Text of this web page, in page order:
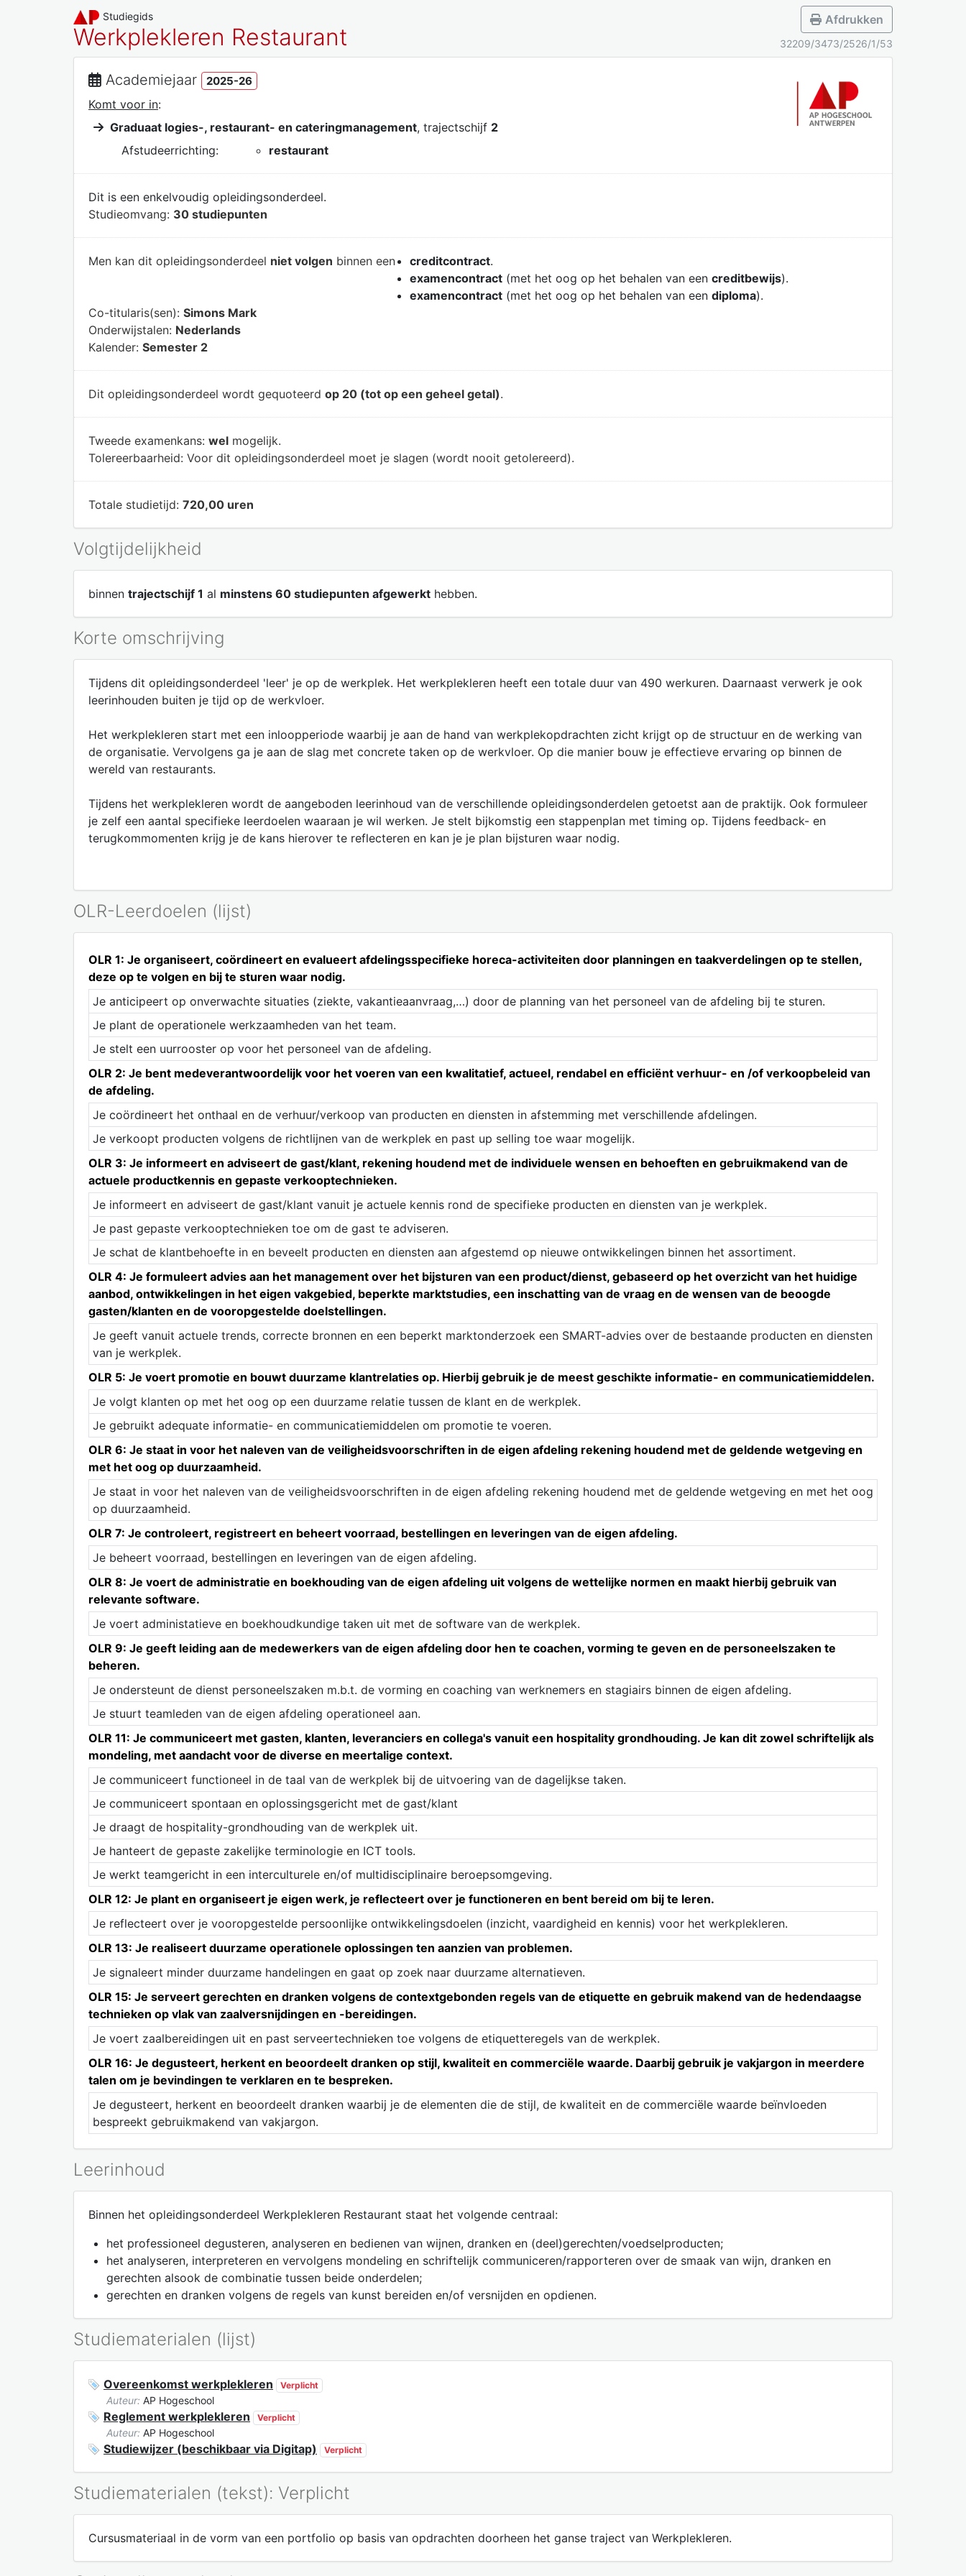
Studiegids
Werkplekleren Restaurant
Afdrukken
32209/3473/2526/1/53
Academiejaar 2025-26
Komt voor in:
Graduaat logies-, restaurant- en cateringmanagement, trajectschijf 2
Afstudeerrichting:
restaurant
Dit is een enkelvoudig opleidingsonderdeel.
Studieomvang: 30 studiepunten
Men kan dit opleidingsonderdeel niet volgen binnen een creditcontract.
examencontract (met het oog op het behalen van een creditbewijs).
examencontract (met het oog op het behalen van een diploma).
Co-titularis(sen): Simons Mark
Onderwijstalen: Nederlands
Kalender: Semester 2
Dit opleidingsonderdeel wordt gequoteerd op 20 (tot op een geheel getal).
Tweede examenkans: wel mogelijk.
Tolereerbaarheid: Voor dit opleidingsonderdeel moet je slagen (wordt nooit getolereerd).
Totale studietijd: 720,00 uren
Volgtijdelijkheid
binnen trajectschijf 1 al minstens 60 studiepunten afgewerkt hebben.
Korte omschrijving
Tijdens dit opleidingsonderdeel 'leer' je op de werkplek. Het werkplekleren heeft een totale duur van 490 werkuren. Daarnaast verwerk je ook
leerinhouden buiten je tijd op de werkvloer.
Het werkplekleren start met een inloopperiode waarbij je aan de hand van werkplekopdrachten zicht krijgt op de structuur en de werking van
de organisatie. Vervolgens ga je aan de slag met concrete taken op de werkvloer. Op die manier bouw je effectieve ervaring op binnen de
wereld van restaurants.
Tijdens het werkplekleren wordt de aangeboden leerinhoud van de verschillende opleidingsonderdelen getoetst aan de praktijk. Ook formuleer
je zelf een aantal specifieke leerdoelen waaraan je wil werken. Je stelt bijkomstig een stappenplan met timing op. Tijdens feedback- en
terugkommomenten krijg je de kans hierover te reflecteren en kan je je plan bijsturen waar nodig.
OLR-Leerdoelen (lijst)
OLR 1: Je organiseert, coördineert en evalueert afdelingsspecifieke horeca-activiteiten door planningen en taakverdelingen op te stellen,
deze op te volgen en bij te sturen waar nodig.
Je anticipeert op onverwachte situaties (ziekte, vakantieaanvraag,…) door de planning van het personeel van de afdeling bij te sturen.
Je plant de operationele werkzaamheden van het team.
Je stelt een uurrooster op voor het personeel van de afdeling.
OLR 2: Je bent medeverantwoordelijk voor het voeren van een kwalitatief, actueel, rendabel en efficiënt verhuur- en /of verkoopbeleid van
de afdeling.
Je coördineert het onthaal en de verhuur/verkoop van producten en diensten in afstemming met verschillende afdelingen.
Je verkoopt producten volgens de richtlijnen van de werkplek en past up selling toe waar mogelijk.
OLR 3: Je informeert en adviseert de gast/klant, rekening houdend met de individuele wensen en behoeften en gebruikmakend van de
actuele productkennis en gepaste verkooptechnieken.
Je informeert en adviseert de gast/klant vanuit je actuele kennis rond de specifieke producten en diensten van je werkplek.
Je past gepaste verkooptechnieken toe om de gast te adviseren.
Je schat de klantbehoefte in en beveelt producten en diensten aan afgestemd op nieuwe ontwikkelingen binnen het assortiment.
OLR 4: Je formuleert advies aan het management over het bijsturen van een product/dienst, gebaseerd op het overzicht van het huidige
aanbod, ontwikkelingen in het eigen vakgebied, beperkte marktstudies, een inschatting van de vraag en de wensen van de beoogde
gasten/klanten en de vooropgestelde doelstellingen.
Je geeft vanuit actuele trends, correcte bronnen en een beperkt marktonderzoek een SMART-advies over de bestaande producten en diensten
van je werkplek.
OLR 5: Je voert promotie en bouwt duurzame klantrelaties op. Hierbij gebruik je de meest geschikte informatie- en communicatiemiddelen.
Je volgt klanten op met het oog op een duurzame relatie tussen de klant en de werkplek.
Je gebruikt adequate informatie- en communicatiemiddelen om promotie te voeren.
OLR 6: Je staat in voor het naleven van de veiligheidsvoorschriften in de eigen afdeling rekening houdend met de geldende wetgeving en
met het oog op duurzaamheid.
Je staat in voor het naleven van de veiligheidsvoorschriften in de eigen afdeling rekening houdend met de geldende wetgeving en met het oog
op duurzaamheid.
OLR 7: Je controleert, registreert en beheert voorraad, bestellingen en leveringen van de eigen afdeling.
Je beheert voorraad, bestellingen en leveringen van de eigen afdeling.
OLR 8: Je voert de administratie en boekhouding van de eigen afdeling uit volgens de wettelijke normen en maakt hierbij gebruik van
relevante software.
Je voert administatieve en boekhoudkundige taken uit met de software van de werkplek.
OLR 9: Je geeft leiding aan de medewerkers van de eigen afdeling door hen te coachen, vorming te geven en de personeelszaken te
beheren.
Je ondersteunt de dienst personeelszaken m.b.t. de vorming en coaching van werknemers en stagiairs binnen de eigen afdeling.
Je stuurt teamleden van de eigen afdeling operationeel aan.
OLR 11: Je communiceert met gasten, klanten, leveranciers en collega's vanuit een hospitality grondhouding. Je kan dit zowel schriftelijk als
mondeling, met aandacht voor de diverse en meertalige context.
Je communiceert functioneel in de taal van de werkplek bij de uitvoering van de dagelijkse taken.
Je communiceert spontaan en oplossingsgericht met de gast/klant
Je draagt de hospitality-grondhouding van de werkplek uit.
Je hanteert de gepaste zakelijke terminologie en ICT tools.
Je werkt teamgericht in een interculturele en/of multidisciplinaire beroepsomgeving.
OLR 12: Je plant en organiseert je eigen werk, je reflecteert over je functioneren en bent bereid om bij te leren.
Je reflecteert over je vooropgestelde persoonlijke ontwikkelingsdoelen (inzicht, vaardigheid en kennis) voor het werkplekleren.
OLR 13: Je realiseert duurzame operationele oplossingen ten aanzien van problemen.
Je signaleert minder duurzame handelingen en gaat op zoek naar duurzame alternatieven.
OLR 15: Je serveert gerechten en dranken volgens de contextgebonden regels van de etiquette en gebruik makend van de hedendaagse
technieken op vlak van zaalversnijdingen en -bereidingen.
Je voert zaalbereidingen uit en past serveertechnieken toe volgens de etiquetteregels van de werkplek.
OLR 16: Je degusteert, herkent en beoordeelt dranken op stijl, kwaliteit en commerciële waarde. Daarbij gebruik je vakjargon in meerdere
talen om je bevindingen te verklaren en te bespreken.
Je degusteert, herkent en beoordeelt dranken waarbij je de elementen die de stijl, de kwaliteit en de commerciële waarde beïnvloeden
bespreekt gebruikmakend van vakjargon.
Leerinhoud
Binnen het opleidingsonderdeel Werkplekleren Restaurant staat het volgende centraal:
het professioneel degusteren, analyseren en bedienen van wijnen, dranken en (deel)gerechten/voedselproducten;
het analyseren, interpreteren en vervolgens mondeling en schriftelijk communiceren/rapporteren over de smaak van wijn, dranken en
gerechten alsook de combinatie tussen beide onderdelen;
gerechten en dranken volgens de regels van kunst bereiden en/of versnijden en opdienen.
Studiematerialen (lijst)
Overeenkomst werkplekleren Verplicht
Auteur: AP Hogeschool
Reglement werkplekleren Verplicht
Auteur: AP Hogeschool
Studiewijzer (beschikbaar via Digitap) Verplicht
Studiematerialen (tekst): Verplicht
Cursusmateriaal in de vorm van een portfolio op basis van opdrachten doorheen het ganse traject van Werkplekleren.